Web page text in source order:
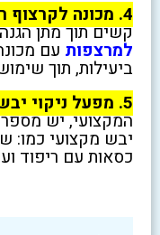
4. מכונה לקרצוף רצפות
קשים תוך מתן
למרצפות עם
ביעילות, תוך
5. מפעל ניקוי יבש
המקצועי, יש
יבש מקצועי כמו:
כסאות עם ריפוד